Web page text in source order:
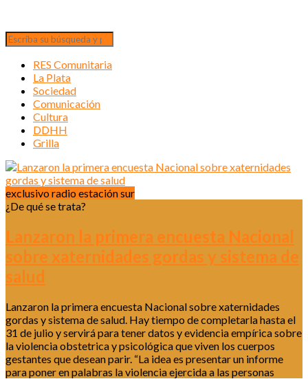
RES Comunitaria
La Plata
Sociedad
Comunicación
Cultura
DDHH
Grilla
exclusivo radio estación sur
¿De qué se trata?
Lanzaron la primera encuesta Nacional
sobre xaternidades gordas y sistema de
salud
Lanzaron la primera encuesta Nacional sobre xaternidades
gordas y sistema de salud. Hay tiempo de completarla hasta el
31 de julio y servirá para tener datos y evidencia empírica sobre
la violencia obstetrica y psicológica que viven los cuerpos
gestantes que desean parir. “La idea es presentar un informe
para poner en palabras la violencia ejercida a las personas